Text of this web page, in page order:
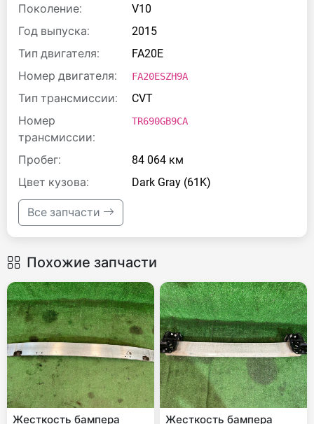
Поколение:
V10
Год выпуска:
2015
Тип двигателя:
FA20E
Номер двигателя:
FA20ESZH9A
Тип трансмиссии:
CVT
Номер
трансмиссии:
TR690GB9CA
Пробег:
84 064 км
Цвет кузова:
Dark Gray (61K)
Все запчасти
Похожие запчасти
Жесткость бампера Жесткость бампера